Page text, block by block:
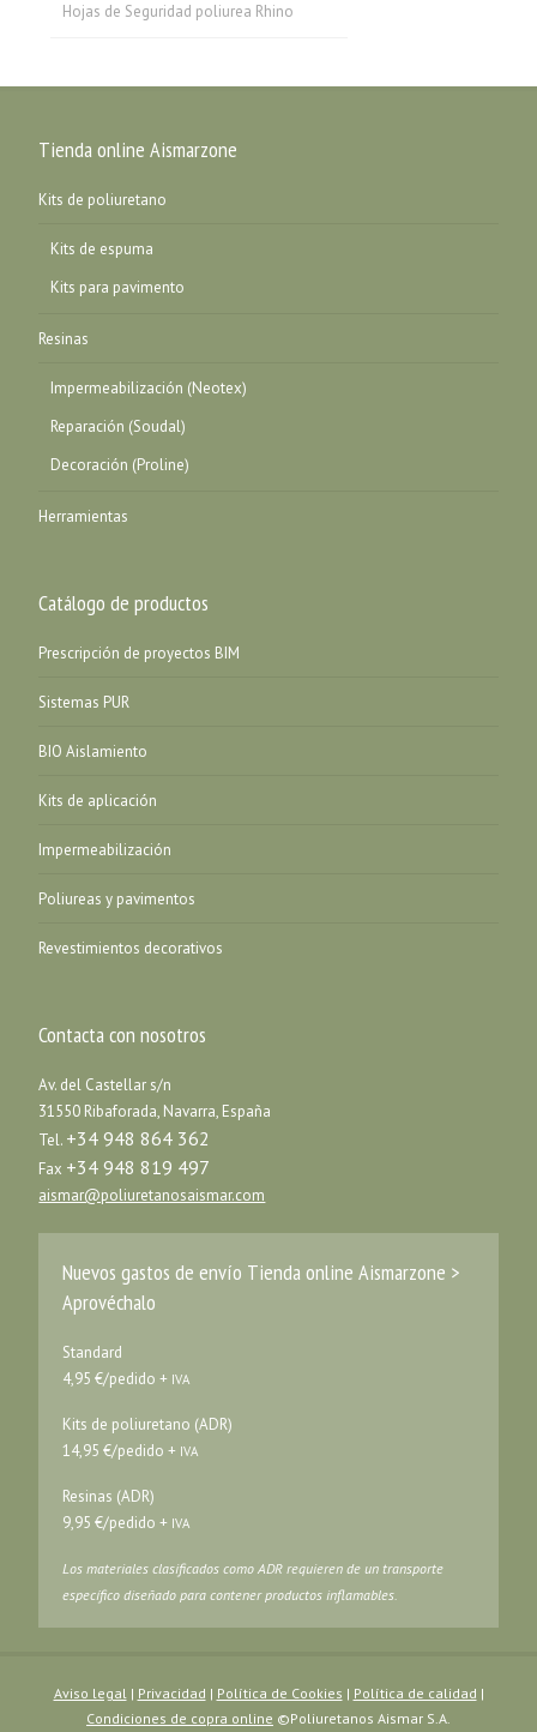
Hojas de Seguridad poliurea Rhino
Tienda online Aismarzone
Kits de poliuretano
Kits de espuma
Kits para pavimento
Resinas
Impermeabilización (Neotex)
Reparación (Soudal)
Decoración (Proline)
Herramientas
Catálogo de productos
Prescripción de proyectos BIM
Sistemas PUR
BIO Aislamiento
Kits de aplicación
Impermeabilización
Poliureas y pavimentos
Revestimientos decorativos
Contacta con nosotros
Av. del Castellar s/n
31550 Ribaforada, Navarra, España
Tel. +34 948 864 362
Fax +34 948 819 497
aismar@poliuretanosaismar.com
Nuevos gastos de envío Tienda online Aismarzone >
Aprovéchalo
Standard
4,95 €/pedido + IVA
Kits de poliuretano (ADR)
14,95 €/pedido + IVA
Resinas (ADR)
9,95 €/pedido + IVA
Los materiales clasificados como ADR requieren de un transporte
específico diseñado para contener productos inflamables.
Aviso legal| Privacidad | Política de Cookies | Política de calidad |
Condiciones de copra online ©Poliuretanos Aismar S.A.